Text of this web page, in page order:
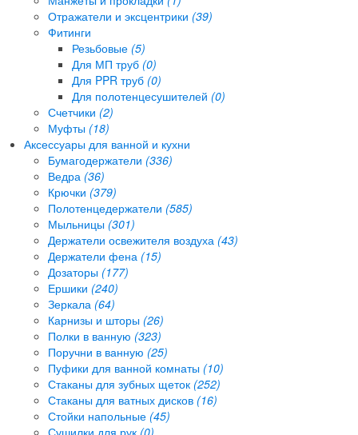
Отражатели и эксцентрики (39)
Фитинги
Резьбовые (5)
Для МП труб (0)
Для PPR труб (0)
Для полотенцесушителей (0)
Счетчики (2)
Муфты (18)
Аксессуары для ванной и кухни
Бумагодержатели (336)
Ведра (36)
Крючки (379)
Полотенцедержатели (585)
Мыльницы (301)
Держатели освежителя воздуха (43)
Держатели фена (15)
Дозаторы (177)
Ершики (240)
Зеркала (64)
Карнизы и шторы (26)
Полки в ванную (323)
Поручни в ванную (25)
Пуфики для ванной комнаты (10)
Стаканы для зубных щеток (252)
Стаканы для ватных дисков (16)
Стойки напольные (45)
Сушилки для рук (0)